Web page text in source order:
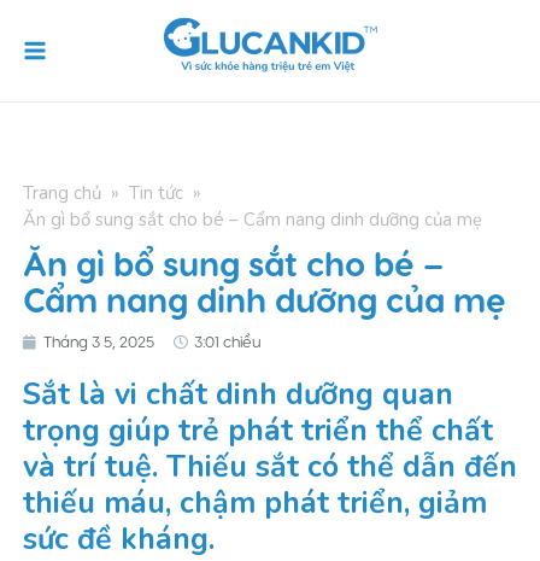
Menu
Trang chủ » Tin tức »
Ăn gì bổ sung sắt cho bé – Cẩm nang dinh dưỡng của mẹ
Ăn gì bổ sung sắt cho bé –
Cẩm nang dinh dưỡng của mẹ
Tháng 3 5, 2025 3:01 chiều
Sắt là vi chất dinh dưỡng quan
trọng giúp trẻ phát triển thể chất
và trí tuệ. Thiếu sắt có thể dẫn đến
thiếu máu, chậm phát triển, giảm
sức đề kháng.